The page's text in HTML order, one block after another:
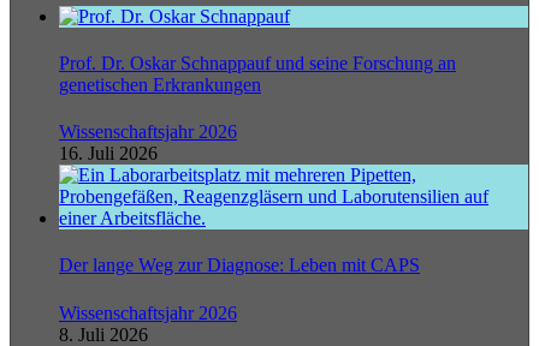
Prof. Dr. Oskar Schnappauf und seine Forschung an
genetischen Erkrankungen
Wissenschaftsjahr 2026
16. Juli 2026
Der lange Weg zur Diagnose: Leben mit CAPS
Wissenschaftsjahr 2026
8. Juli 2026